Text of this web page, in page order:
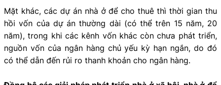
Mặt khác, các dự án nhà ở để cho thuê thì thời gian thu
hồi vốn của dự án thường dài (có thể trên 15 năm, 20
năm), trong khi các kênh vốn khác còn chưa phát triển,
nguồn vốn của ngân hàng chủ yếu kỳ hạn ngắn, do đó
có thể dẫn đến rủi ro thanh khoản cho ngân hàng.